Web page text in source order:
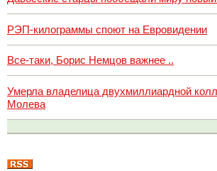
РЭП-килограммы споют на Евровидении
Все-таки, Борис Немцов важнее ..
Умерла владелица двухмиллиардной
Молева